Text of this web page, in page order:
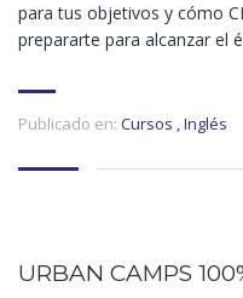
para tus objetivos y cómo
prepararte para alcanzar el
Publicado en: Cursos ,Inglés
URBAN CAMPS